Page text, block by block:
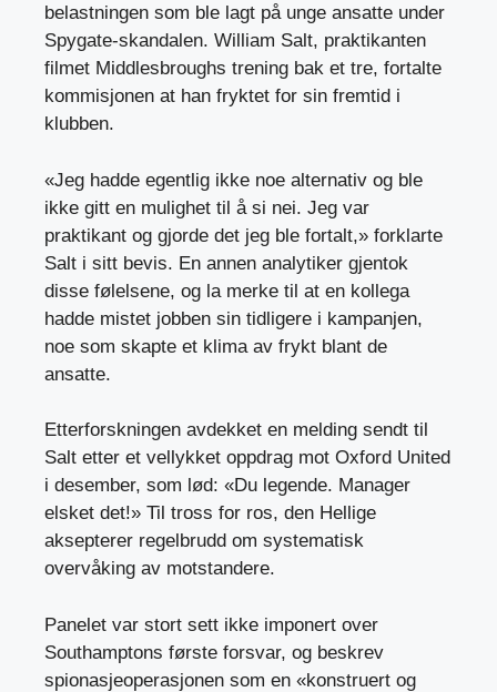
belastningen som ble lagt på unge ansatte under
Spygate-skandalen. William Salt, praktikanten
filmet Middlesbroughs trening bak et tre, fortalte
kommisjonen at han fryktet for sin fremtid i
klubben.
«Jeg hadde egentlig ikke noe alternativ og ble
ikke gitt en mulighet til å si nei. Jeg var
praktikant og gjorde det jeg ble fortalt,» forklarte
Salt i sitt bevis. En annen analytiker gjentok
disse følelsene, og la merke til at en kollega
hadde mistet jobben sin tidligere i kampanjen,
noe som skapte et klima av frykt blant de
ansatte.
Etterforskningen avdekket en melding sendt til
Salt etter et vellykket oppdrag mot Oxford United
i desember, som lød: «Du legende. Manager
elsket det!» Til tross for ros, den Hellige
aksepterer regelbrudd om systematisk
overvåking av motstandere.
Panelet var stort sett ikke imponert over
Southamptons første forsvar, og beskrev
spionasjeoperasjonen som en «konstruert og